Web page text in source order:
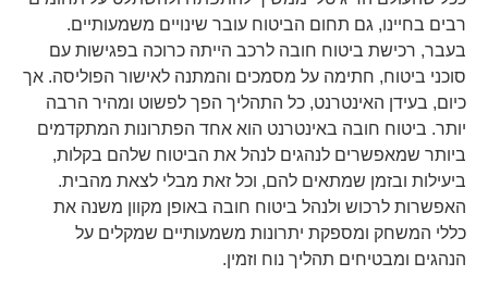
רבים בחיינו, גם תחום הביטוח עובר שינויים משמעותיים.
בעבר, רכישת ביטוח חובה לרכב הייתה כרוכה בפגישות עם
סוכני ביטוח, חתימה על מסמכים והמתנה לאישור הפוליסה. אך
כיום, בעידן האינטרנט, כל התהליך הפך לפשוט ומהיר הרבה
יותר. ביטוח חובה באינטרנט הוא אחד הפתרונות המתקדמים
ביותר שמאפשרים לנהגים לנהל את הביטוח שלהם בקלות,
ביעילות ובזמן שמתאים להם, וכל זאת מבלי לצאת מהבית.
האפשרות לרכוש ולנהל ביטוח חובה באופן מקוון משנה את
כללי המשחק ומספקת יתרונות משמעותיים שמקלים על
הנהגים ומבטיחים תהליך נוח וזמין.